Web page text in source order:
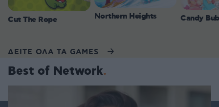
Cut The Rope Northern Heights Candy
ΔΕΙΤΕ ΟΛΑ ΤΑ GAMES
Best of Network